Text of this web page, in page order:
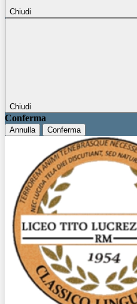
Chiudi
Chiudi
Conferma
Annulla Conferma